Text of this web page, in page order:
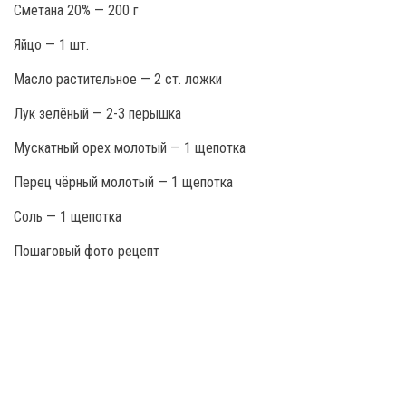
Сметана 20% — 200 г
Яйцо — 1 шт.
Масло растительное — 2 ст. ложки
Лук зелёный — 2-3 перышка
Мускатный орех молотый — 1 щепотка
Перец чёрный молотый — 1 щепотка
Соль — 1 щепотка
Пошаговый фото рецепт